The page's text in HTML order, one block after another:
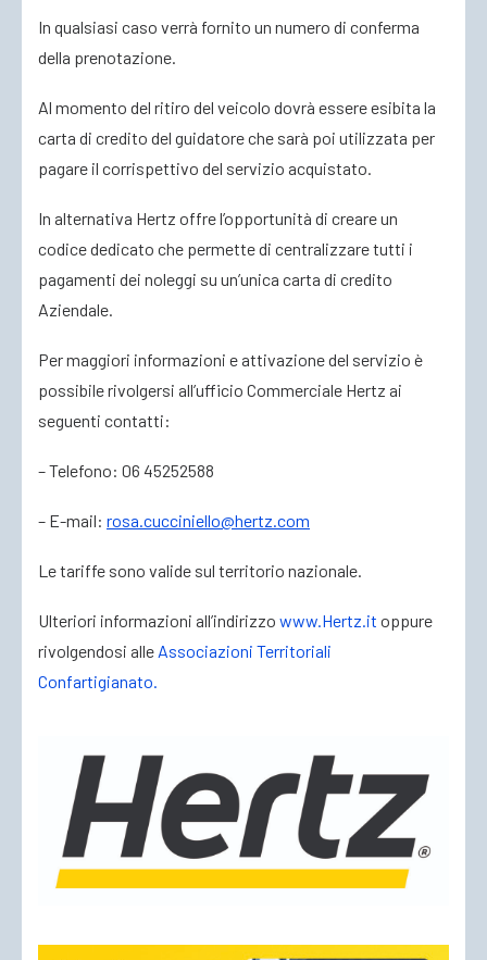
In qualsiasi caso verrà fornito un numero di conferma
della prenotazione.
Al momento del ritiro del veicolo dovrà essere esibita la
carta di credito del guidatore che sarà poi utilizzata per
pagare il corrispettivo del servizio acquistato.
In alternativa Hertz offre l’opportunità di creare un
codice dedicato che permette di centralizzare tutti i
pagamenti dei noleggi su un’unica carta di credito
Aziendale.
Per maggiori informazioni e attivazione del servizio è
possibile rivolgersi all’ufficio Commerciale Hertz ai
seguenti contatti:
– Telefono: 06 45252588
– E-mail: rosa.cucciniello@hertz.com
Le tariffe sono valide sul territorio nazionale.
Ulteriori informazioni all’indirizzo www.Hertz.it oppure
rivolgendosi alle Associazioni Territoriali
Confartigianato.